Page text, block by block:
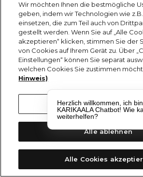
KARIKAALA ©2026 - Saily Food
Alle Rechte vorbehalten
Herzlich willkommen, ich
KARIKAALA Chatbot! Wie
weiterhelfen?
Wir möchten Ihnen die bestmögliche
geben, indem wir Technologien wie
einsetzen, die zum Teil auch von
gestellt werden. Wenn Sie auf „Alle
akzeptieren“ klicken, stimmen Sie der
von Cookies auf Ihrem Gerät zu. Über
Einstellungen“ können Sie separat
welchen Cookies Sie zustimmen
Hinweis)
Cookie-
Alle ablehnen
Alle Cookies